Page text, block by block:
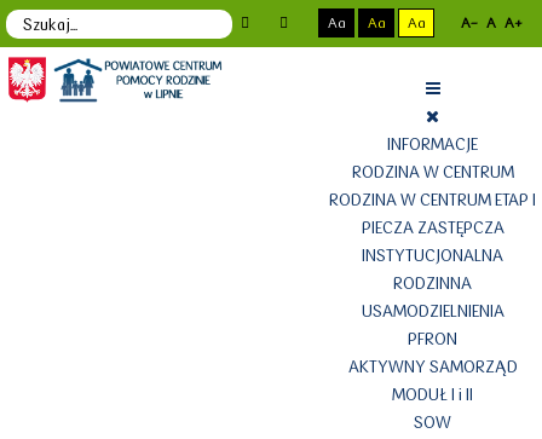
Aa Aa Aa A- A A+
INFORMACJE
RODZINA W CENTRUM
RODZINA W CENTRUM ETAP I
PIECZA ZASTĘPCZA
INSTYTUCJONALNA
RODZINNA
USAMODZIELNIENIA
PFRON
AKTYWNY SAMORZĄD
MODUŁ I i II
SOW